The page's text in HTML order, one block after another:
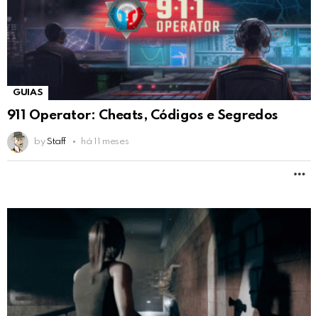
GUIAS
911 Operator: Cheats, Códigos e Segredos
by Staff há 11 meses